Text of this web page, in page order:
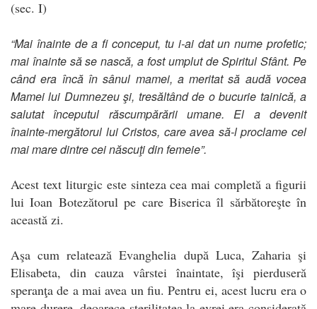
(sec. I)
“Mai înainte de a fi conceput, tu i-ai dat un nume profetic;
mai înainte să se nască, a fost umplut de Spiritul Sfânt. Pe
când era încă în sânul mamei, a meritat să audă vocea
Mamei lui Dumnezeu şi, tresăltând de o bucurie tainică, a
salutat începutul răscumpărării umane. El a devenit
înainte-mergătorul lui Cristos, care avea să-l proclame cel
mai mare dintre cei născuţi din femeie”.
Acest text liturgic este sinteza cea mai completă a figurii
lui Ioan Botezătorul pe care Biserica îl sărbătoreşte în
această zi.
Aşa cum relatează Evanghelia după Luca, Zaharia şi
Elisabeta, din cauza vârstei înaintate, îşi pierduseră
speranţa de a mai avea un fiu. Pentru ei, acest lucru era o